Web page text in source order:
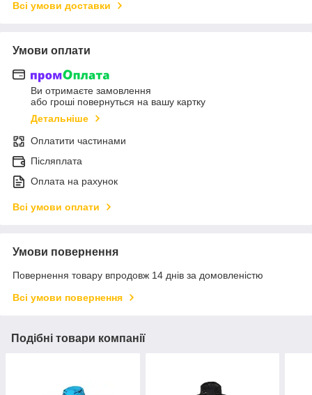
Всі умови доставки
Умови оплати
Ви отримаєте замовлення
або гроші повернуться на вашу картку
Детальніше
Оплатити частинами
Післяплата
Оплата на рахунок
Всі умови оплати
Умови повернення
Повернення товару впродовж 14 днів за домовленістю
Всі умови повернення
Подібні товари компанії